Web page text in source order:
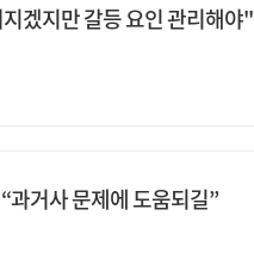
겠지만 갈등 요인 관리해야"
과거사 문제에 도움되길”